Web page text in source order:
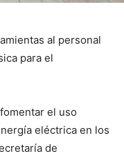
al personal
para el
el uso
eléctrica en los
de